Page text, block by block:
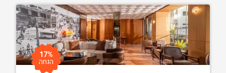
17%
הנחה